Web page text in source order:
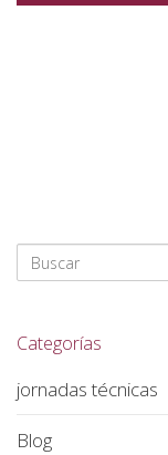
Categorías
jornadas técnicas
Blog